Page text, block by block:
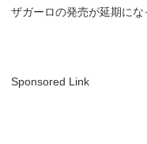
ザガーロの発売が延期にな
Sponsored Link